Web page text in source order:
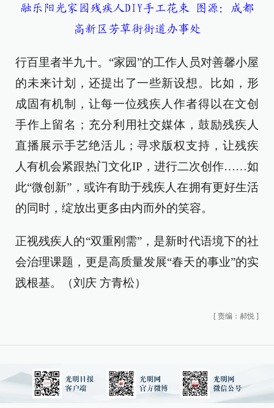
融乐阳光家园残疾人DIY手工花束 图源：成都
高新区芳草街街道办事处
行百里者半九十。“家园”的工作人员对善馨小屋
的未来计划，还提出了一些新设想。比如，形
成固有机制，让每一位残疾人作者得以在文创
手作上留名；充分利用社交媒体，鼓励残疾人
直播展示手艺绝活儿；寻求版权支持，让残疾
人有机会紧跟热门文化IP，进行二次创作……如
此“微创新”，或许有助于残疾人在拥有更好生活
的同时，绽放出更多由内而外的笑容。
正视残疾人的“双重刚需”，是新时代语境下的社
会治理课题，更是高质量发展“春天的事业”的实
践根基。（刘庆 方青松）
[ 责编：郝悦 ]